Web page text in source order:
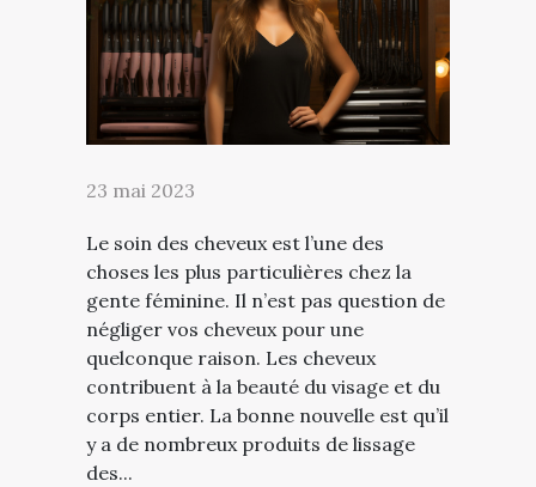
23 mai 2023
Le soin des cheveux est l’une des
choses les plus particulières chez la
gente féminine. Il n’est pas question de
négliger vos cheveux pour une
quelconque raison. Les cheveux
contribuent à la beauté du visage et du
corps entier. La bonne nouvelle est qu’il
y a de nombreux produits de lissage
des...